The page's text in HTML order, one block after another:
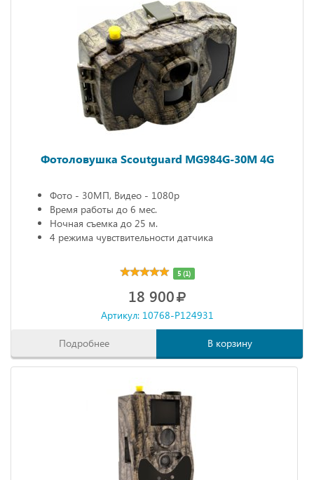
Фотоловушка Scoutguard MG984G-30M 4G
Фото - 30МП, Видео - 1080р
Время работы до 6 мес.
Ночная съемка до 25 м.
4 режима чувствительности датчика
5 (1)
18 900
Артикул: 10768-P124931
Подробнее В корзину